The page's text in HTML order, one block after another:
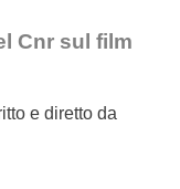
Cnr sul film
e diretto da